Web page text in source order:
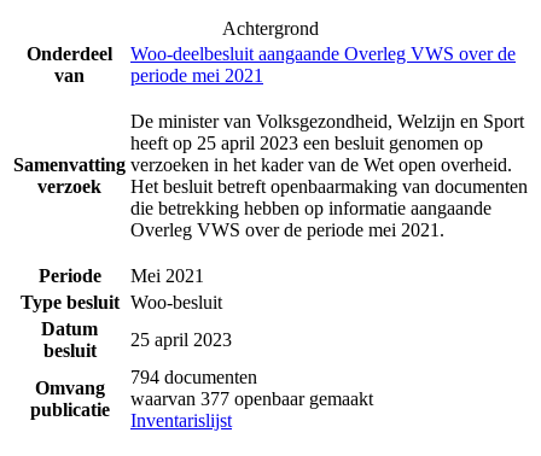
Achtergrond
Onderdeel
van
Woo-deelbesluit aangaande Overleg VWS over de
periode mei 2021
Samenvatting
verzoek
De minister van Volksgezondheid, Welzijn en Sport
heeft op 25 april 2023 een besluit genomen op
verzoeken in het kader van de Wet open overheid.
Het besluit betreft openbaarmaking van documenten
die betrekking hebben op informatie aangaande
Overleg VWS over de periode mei 2021.
Periode
Mei 2021
Type besluit Woo-besluit
Datum
besluit
25 april 2023
Omvang
publicatie
794 documenten
waarvan 377 openbaar gemaakt
Inventarislijst